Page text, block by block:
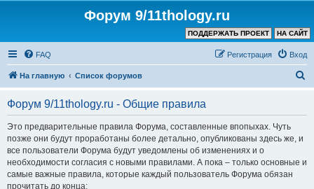
Форум 9/11thology.ru
НА САЙТ
ПОДДЕРЖАТЬ ПРОЕКТ
FAQ Вход
Регистрация
На главную Список форумов
Форум 9/11thology.ru - Общие правила
Это предварительные правила Форума, составленные впопыхах. Чуть
позже они будут проработаны более детально, опубликованы здесь же, и
все пользователи Форума будут уведомлены об изменениях и о
необходимости согласия с новыми правилами. А пока – только основные и
самые важные правила, которые каждый пользователь Форума обязан
прочитать до конца: